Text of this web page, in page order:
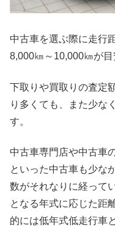
中古車を選ぶ際に走行
8,000㎞～10,000㎞が目
下取りや買取りの査定
り多くても、また少な
す。
中古車専門店や中古車
といった中古車も少な
数がそれなりに経って
となる年式に応じた距
的には低年式低走行車